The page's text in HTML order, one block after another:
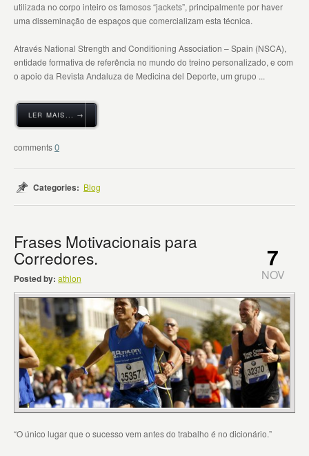
utilizada no corpo inteiro os famosos “jackets”, principalmente por haver
uma disseminação de espaços que comercializam esta técnica.
Através National Strength and Conditioning Association – Spain (NSCA),
entidade formativa de referência no mundo do treino personalizado, e com
o apoio da Revista Andaluza de Medicina del Deporte, um grupo ...
LER MAIS... →
0
Categories: Blog
Frases Motivacionais para
Corredores.
Posted by: athlon
“O único lugar que o sucesso vem antes do trabalho é no dicionário.”
7
NOV